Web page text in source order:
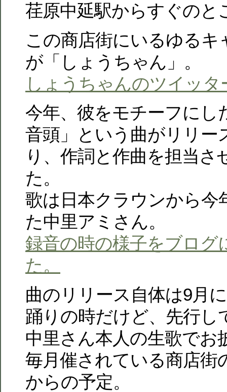
荏原中延駅からすぐのと
この商店街にいるゆるキ
が「しょうちゃん」。
しょうちゃんのツイッ
今年、彼をモチーフにし
音頭」という曲がリリー
り、作詞と作曲を担当さ
た。
歌は日本クラウンから今
た中里アミさん。
録音の時の様子をブログ
た。
曲のリリース自体は9月
踊りの時だけど、先行し
中里さん本人の生歌でお
毎月催されている商店街
からの予定。